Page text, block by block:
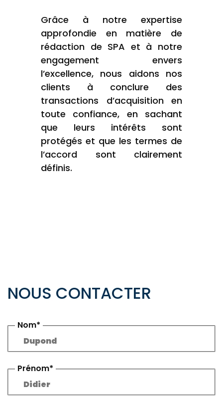
Grâce à notre expertise
approfondie en matière de
rédaction de SPA et à notre
engagement envers
l’excellence, nous aidons nos
clients à conclure des
transactions d’acquisition en
toute confiance, en sachant
que leurs intérêts sont
protégés et que les termes de
l’accord sont clairement
définis.
NOUS CONTACTER
Nom*
Prénom*